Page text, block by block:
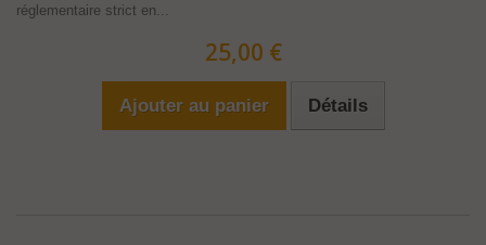
réglementaire strict en...
25,00 €
Ajouter au panier Détails